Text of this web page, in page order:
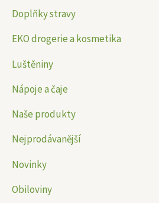
Doplňky stravy
EKO drogerie a kosmetika
Luštěniny
Nápoje a čaje
Naše produkty
Nejprodávanější
Novinky
Obiloviny